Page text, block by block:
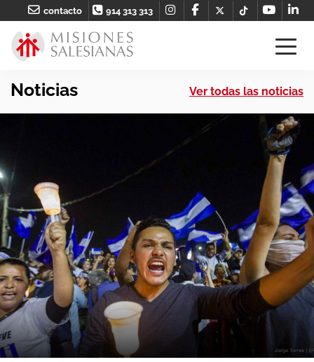
contacto 914 313 313
Noticias Ver todas las noticias